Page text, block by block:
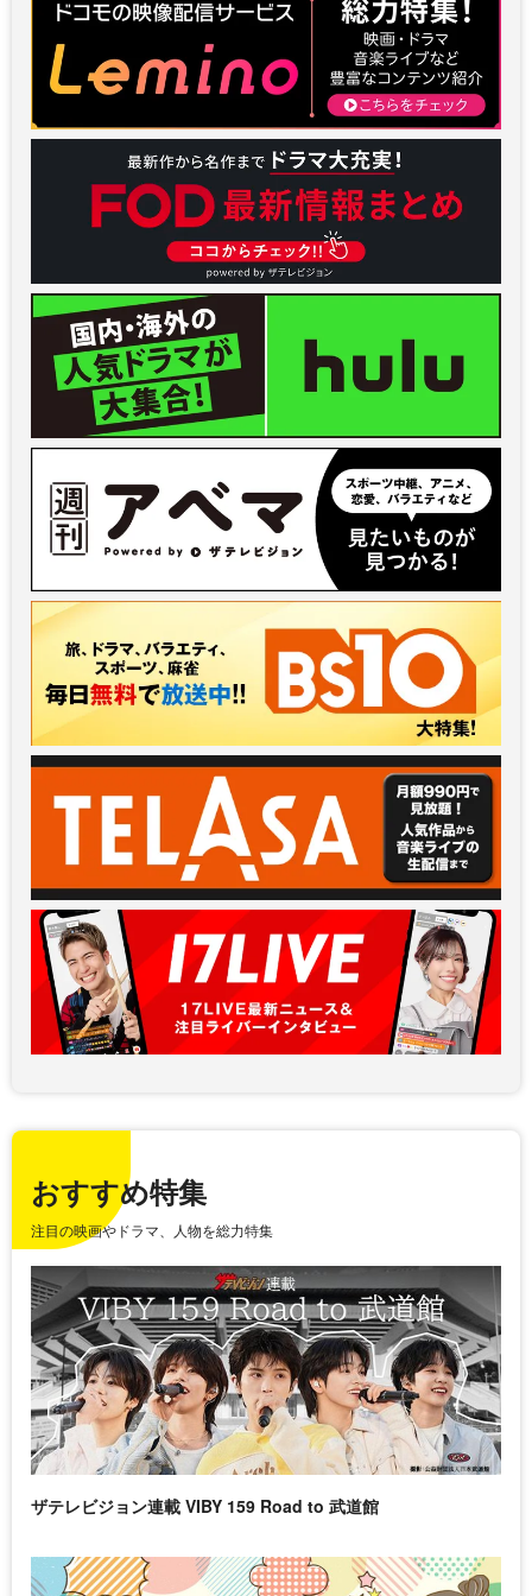
おすすめ特集
注目の映画やドラマ、人物を総力特集
ザテレビジョン連載 VIBY 159 Road to 武道館